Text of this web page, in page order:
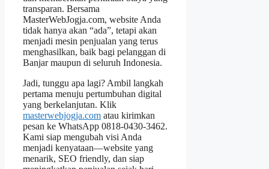
transparan. Bersama
MasterWebJogja.com, website Anda
tidak hanya akan “ada”, tetapi akan
menjadi mesin penjualan yang terus
menghasilkan, baik bagi pelanggan di
Banjar maupun di seluruh Indonesia.
Jadi, tunggu apa lagi? Ambil langkah
pertama menuju pertumbuhan digital
yang berkelanjutan. Klik
masterwebjogja.com atau kirimkan
pesan ke WhatsApp 0818‑0430‑3462.
Kami siap mengubah visi Anda
menjadi kenyataan—website yang
menarik, SEO friendly, dan siap